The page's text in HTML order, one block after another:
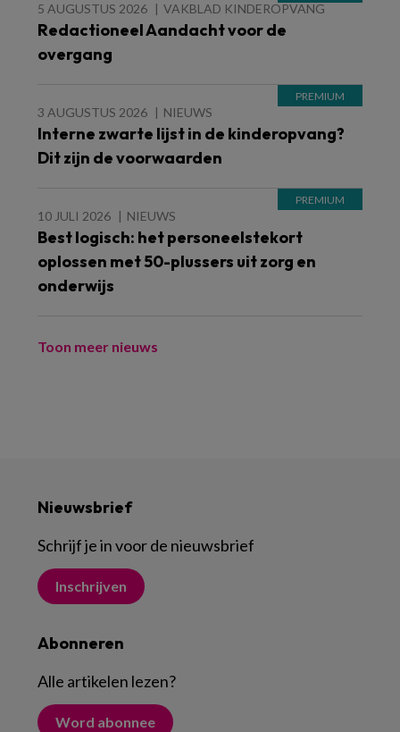
5 AUGUSTUS 2026 VAKBLAD KINDEROPVANG
Redactioneel Aandacht voor de
overgang
3 AUGUSTUS 2026 NIEUWS
Interne zwarte lijst in de kinderopvang?
Dit zijn de voorwaarden
10 JULI 2026 NIEUWS
Best logisch: het personeelstekort
oplossen met 50-plussers uit zorg en
onderwijs
Toon meer nieuws
Nieuwsbrief
Schrijf je in voor de nieuwsbrief
Inschrijven
Abonneren
Alle artikelen lezen?
Word abonnee